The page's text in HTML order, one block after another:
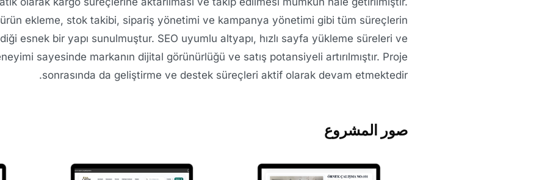
ekleme, stok takibi, sipariş yönetimi ve kampanya yönetimi gibi tüm süreçlerin
esnek bir yapı sunulmuştur. SEO uyumlu altyapı, hızlı sayfa yükleme süreleri ve
sayesinde markanın dijital görünürlüğü ve satış potansiyeli artırılmıştır. Proje
sonrasında da geliştirme ve destek süreçleri aktif olarak devam etmektedir.
صور المشروع